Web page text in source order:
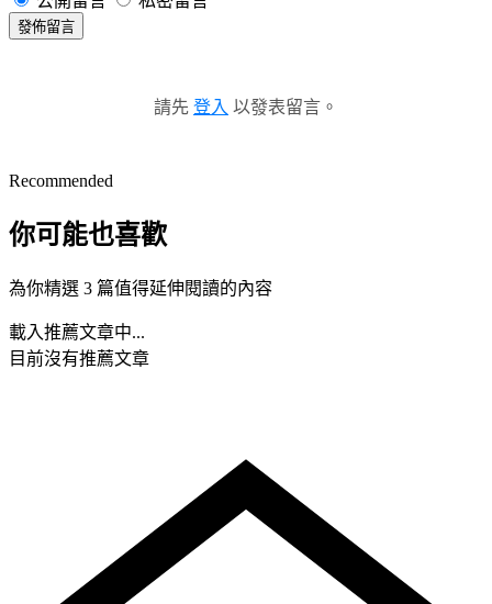
發佈留言
請先 登入 以發表留言。
Recommended
你可能也喜歡
為你精選 3 篇值得延伸閱讀的內容
載入推薦文章中...
目前沒有推薦文章